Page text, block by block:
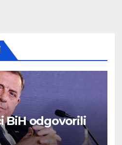
BiH odgovorili